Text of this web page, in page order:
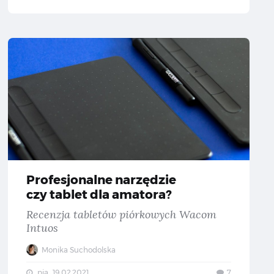
Profesjonalne narzędzie
czy tablet dla amatora?
Recenzja tabletów piórkowych Wacom
Intuos
Monika Suchodolska